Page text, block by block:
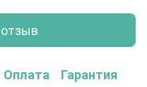
Оплата Гарантия